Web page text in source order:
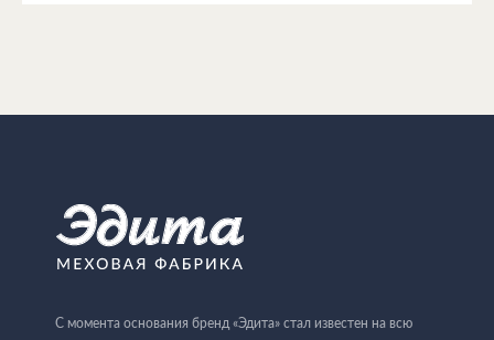
С момента основания бренд «Эдита» стал известен на всю